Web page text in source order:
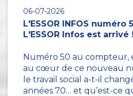
06-07-2026
L'ESSOR INFOS numéro
L'ESSOR Infos est arrivé !
Numéro 50 au compteur,
au cœur de ce nouveau
le travail social a-t-il
années 70… et qu’est-ce